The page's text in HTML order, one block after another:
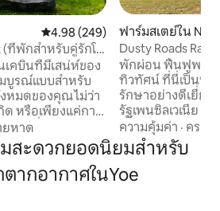
คะแนนเฉลี่ย 4.98 จาก 5, 249 รีวิว
4.98 (249)
(ที่พักสำหรับคู่รักโร
คบินที่มีเสน่ห์ของ
บูรณ์แบบสำหรับ
หมดของคุณ ไม่ว่า
ด หรือเพียงแค่การ
วันที่จำเป็นมาก
งสมบูรณ์แบบ
โรแมนติก ผสม
ากับความสะดวก
ตัว เพลิดเพลินกับ
ยหาด
ฟาร์มสเตย์ใน New
Dusty Roads
พักผ่อน ฟื้นฟูพลัง
ทิวทัศน์ ที่นี่เป็นที่พั
รักษาอย่างดีเยี่ยม
รัฐเพนซิลเวเนีย ตั้
สบายจากยอร์ก แ
ติมอร์ อยู่ใกล้กับส
โรงบ่มไวน์/โรงกลั่น
เพลิดเพลินกับยา
กองไฟในฟาร์มม้า
ความคุ้มค่า · ครอบ
สะดวกยอดนิยมสำหรับ
ากอากาศในYoe